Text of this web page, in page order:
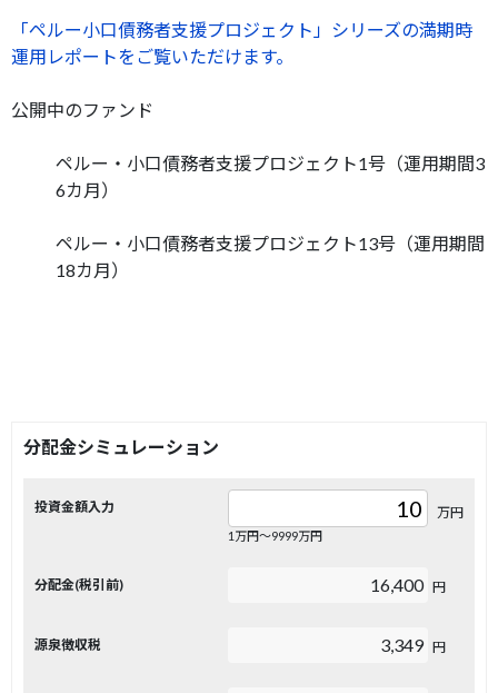
「ペルー小口債務者支援プロジェクト」シリーズの満期時
運用レポートをご覧いただけます。
公開中のファンド
ペルー・小口債務者支援プロジェクト1号（運用期間3
6カ月）
ペルー・小口債務者支援プロジェクト13号（運用期間
18カ月）
分配金シミュレーション
投資金額入力 万円
1万円〜9999万円
分配金(税引前) 16,400 円
源泉徴収税 3,349 円